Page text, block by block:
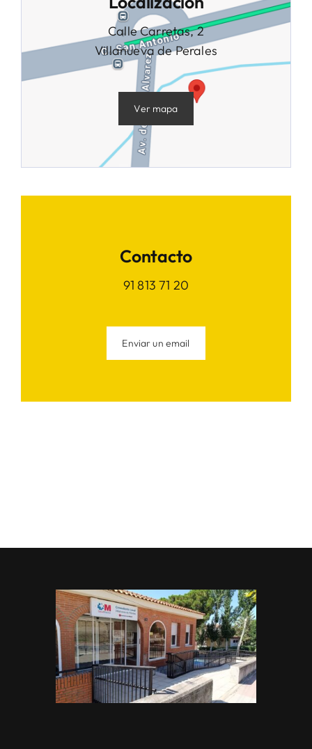
Calle Carretas, 2
Villanueva de Perales
Ver mapa
Contacto
91 813 71 20
Enviar un email